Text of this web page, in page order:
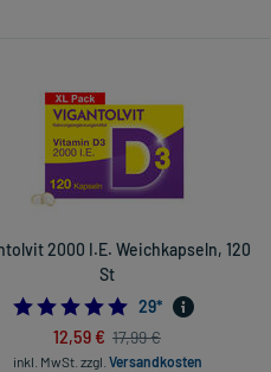
2000 I.E. Weichkapseln, 120
St
4.896551724137931
29*
12,59 € 17,99 €
inkl. MwSt. zzgl. Versandkosten